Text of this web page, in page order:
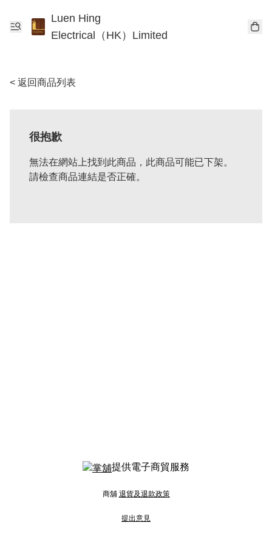
Luen Hing
Electrical（HK）Limited
< 返回商品列表
很抱歉
無法在網站上找到此商品，此商品可能已下架。
請檢查商品連結是否正確。
提供電子商貿服務
商舖 退貨及退款政策
提出意見